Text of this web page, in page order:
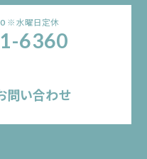
※水曜日定休
6360
問い合わせ